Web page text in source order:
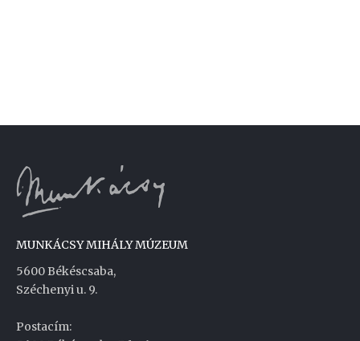
MUNKÁCSY MIHÁLY MÚZEUM
5600 Békéscsaba,
Széchenyi u. 9.
Postacím: